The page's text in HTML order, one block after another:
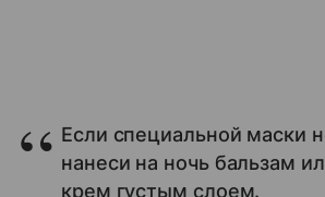
Если специальной маски
нанеси на ночь бальзам
крем густым слоем.